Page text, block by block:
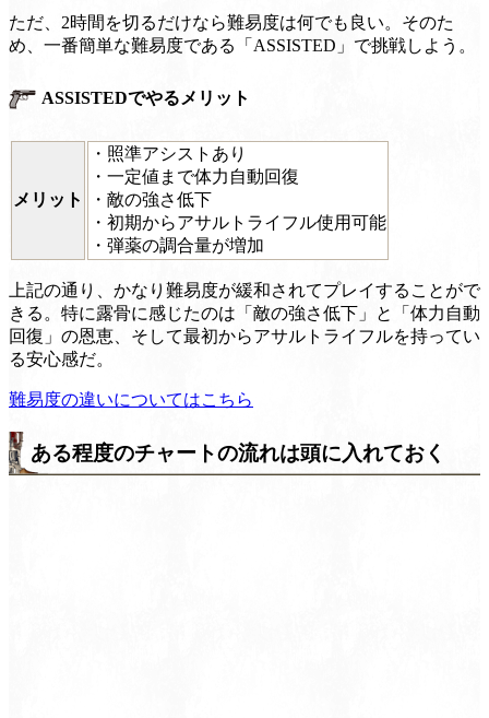
ただ、2時間を切るだけなら難易度は何でも良い。そのた
め、一番簡単な難易度である「ASSISTED」で挑戦しよう。
ASSISTEDでやるメリット
メリット
・照準アシストあり
・一定値まで体力自動回復
・敵の強さ低下
・初期からアサルトライフル使用可能
・弾薬の調合量が増加
上記の通り、かなり難易度が緩和されてプレイすることがで
きる。特に露骨に感じたのは「敵の強さ低下」と「体力自動
回復」の恩恵、そして最初からアサルトライフルを持ってい
る安心感だ。
難易度の違いについてはこちら
ある程度のチャートの流れは頭に入れておく